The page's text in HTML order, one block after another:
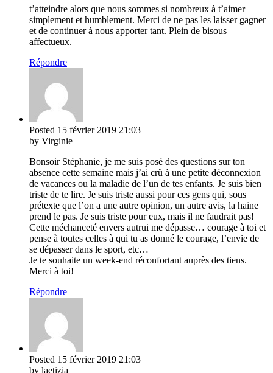
t’atteindre alors que nous sommes si nombreux à t’aimer
simplement et humblement. Merci de ne pas les laisser gagner
et de continuer à nous apporter tant. Plein de bisous
affectueux.
Répondre
Posted 15 février 2019 21:03
by Virginie
Bonsoir Stéphanie, je me suis posé des questions sur ton
absence cette semaine mais j’ai crû à une petite déconnexion
de vacances ou la maladie de l’un de tes enfants. Je suis bien
triste de te lire. Je suis triste aussi pour ces gens qui, sous
prétexte que l’on a une autre opinion, un autre avis, la haine
prend le pas. Je suis triste pour eux, mais il ne faudrait pas!
Cette méchanceté envers autrui me dépasse… courage à toi et
pense à toutes celles à qui tu as donné le courage, l’envie de
se dépasser dans le sport, etc…
Je te souhaite un week-end réconfortant auprès des tiens.
Merci à toi!
Répondre
Posted 15 février 2019 21:03
by laetizia